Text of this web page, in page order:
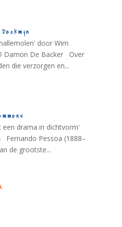
door Wim
De Backer Over
die verzorgen en...
een drama in dichtvorm'
Fernando Pessoa (1888–
de grootste...